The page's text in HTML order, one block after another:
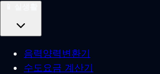
음력양력변환기
수도요금 계산기